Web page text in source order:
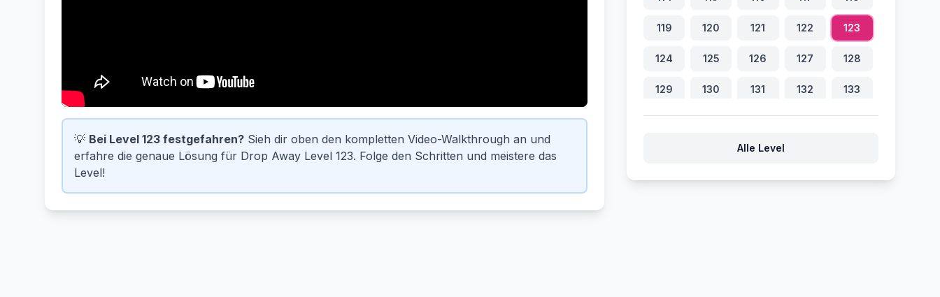
💡 Bei Level 123 festgefahren? Sieh dir oben den kompletten Video-Walkthrough an und
erfahre die genaue Lösung für Drop Away Level 123. Folge den Schritten und meistere das
Level!
119 120 121 122 123
124 125 126 127 128
129 130 131 132 133
134 135 136 137 138
141
144 145 146 147
Alle Level